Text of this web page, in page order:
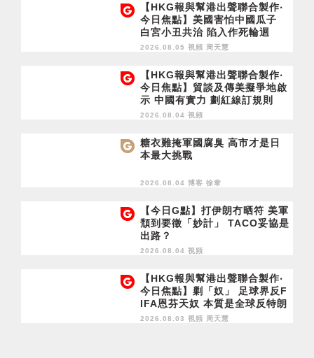
【HKG報與幫港出聲聯合製作‧
今日焦點】美國害怕中國瓜子
白宮小丑共治 陷入作死輪迴
2026.08.05 視頻 周天慧
【HKG報與幫港出聲聯合製作‧
今日焦點】貿談及傳美擬爭地啟
示 中國有實力 劃紅線訂規則
2026.08.04 視頻
糖衣難掩軍國腐臭 高市才是日
本最大挑戰
2026.08.04 博客 徐韋
【今日G點】打伊朗冇晒符 美軍
頹到要徵「妙計」 TACO妥協是
出路？
2026.08.04 視頻
【HKG報與幫港出聲聯合製作‧
今日焦點】剿「奴」 足球界反F
IFA恩芬天奴 本質是全球反特朗
普
2026.08.03 視頻 周天慧